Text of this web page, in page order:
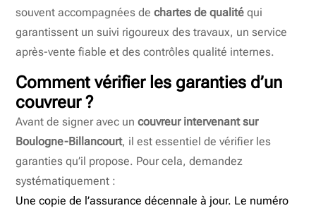
souvent accompagnées dechartes de qualité qui
garantissent un suivi rigoureux des travaux, un service
après-vente fiable et des contrôles qualité internes.
Comment vérifier les garanties d’un
couvreur ?
Avant de signer avec uncouvreur intervenant sur
Boulogne-Billancourt, il est essentiel de vérifier les
garanties qu’il propose. Pour cela, demandez
systématiquement :
Une copie de l’assurance décennale à jour. Le numéro